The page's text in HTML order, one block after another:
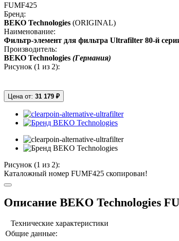
FUMF425
Бренд:
BEKO Technologies (ORIGINAL)
Наименование:
Фильтр-элемент для фильтра Ultrafilter 80-й
Производитель:
BEKO Technologies (Германия)
Рисунок (1 из 2):
Цена от: 31 179 ₽
Рисунок (1 из 2):
Каталожный номер FUMF425 скопирован!
Описание BEKO Technologies
Технические характеристики
Общие данные: